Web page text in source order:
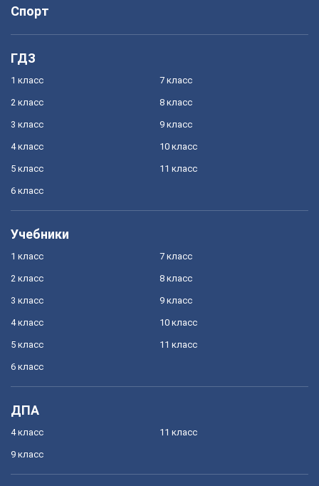
Спорт
ГДЗ
1 класс
2 класс
3 класс
4 класс
5 класс
6 класс
7 класс
8 класс
9 класс
10 класс
11 класс
Учебники
1 класс
2 класс
3 класс
4 класс
5 класс
6 класс
7 класс
8 класс
9 класс
10 класс
11 класс
ДПА
4 класс
9 класс
11 класс